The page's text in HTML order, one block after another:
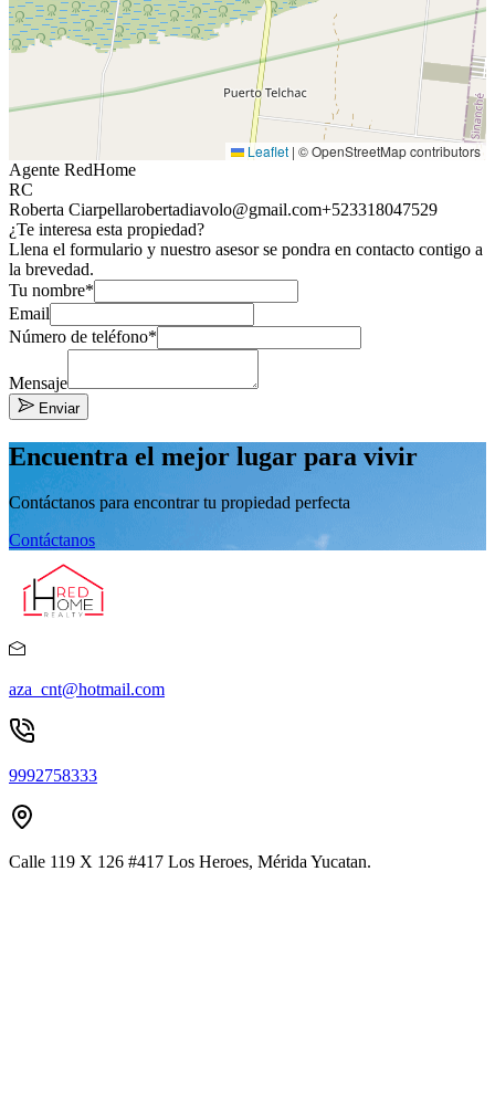
Leaflet | © OpenStreetMap contributors
Agente RedHome
RC
Roberta Ciarpellarobertadiavolo@gmail.com+523318047529
¿Te interesa esta propiedad?
Llena el formulario y nuestro asesor se pondra en contacto contigo a
la brevedad.
Tu nombre*
Email
Número de teléfono*
Mensaje
Enviar
Encuentra el mejor lugar para vivir
Contáctanos para encontrar tu propiedad perfecta
Contáctanos
aza_cnt@hotmail.com
9992758333
Calle 119 X 126 #417 Los Heroes, Mérida Yucatan.